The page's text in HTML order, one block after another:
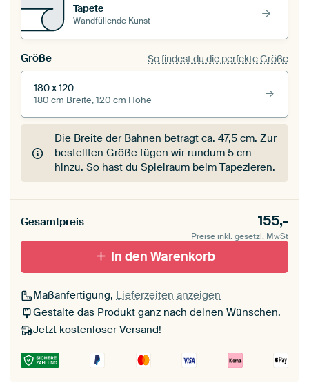
Tapete
Wandfüllende Kunst
Größe So findest du die perfekte Größe
180 x 120
180 cm Breite, 120 cm Höhe
Die Breite der Bahnen beträgt ca.47,5 cm. Zur
bestellten Größe fügen wir rundum 5 cm
hinzu. So hast du Spielraum beim Tapezieren.
Gesamtpreis 155,-
Preise inkl. gesetzl. MwSt
In den Warenkorb
Maßanfertigung, Lieferzeiten anzeigen
Gestalte das Produkt ganz nach deinen Wünschen.
Jetzt kostenloser Versand!